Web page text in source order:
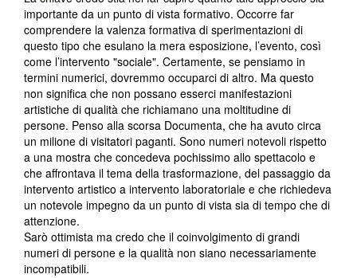
importante da un punto di vista formativo. Occorre far
comprendere la valenza formativa di sperimentazioni di
questo tipo che esulano la mera esposizione, l’evento, così
come l’intervento "sociale". Certamente, se pensiamo in
termini numerici, dovremmo occuparci di altro. Ma questo
non significa che non possano esserci manifestazioni
artistiche di qualità che richiamano una moltitudine di
persone. Penso alla scorsa Documenta, che ha avuto circa
un milione di visitatori paganti. Sono numeri notevoli rispetto
a una mostra che concedeva pochissimo allo spettacolo e
che affrontava il tema della trasformazione, del passaggio da
intervento artistico a intervento laboratoriale e che richiedeva
un notevole impegno da un punto di vista sia di tempo che di
attenzione.
Sarò ottimista ma credo che il coinvolgimento di grandi
numeri di persone e la qualità non siano necessariamente
incompatibili.